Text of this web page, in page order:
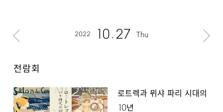
2022 10 27 Thu
전람회
로트렉과 뮈샤 파리 시대의
10년